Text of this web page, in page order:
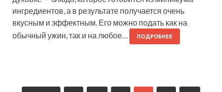
ингредиентов, а в результате получается очень
вкусным и эффектным. Его можно подать как на
обычный ужин, так и на любое…
ПОДРОБНЕЕ